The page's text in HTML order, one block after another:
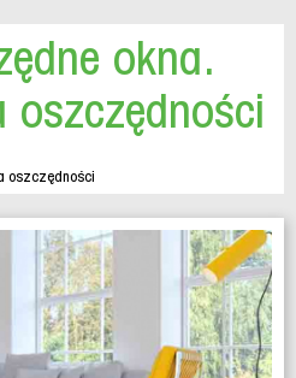
okna.
oszczędności
oszczędności